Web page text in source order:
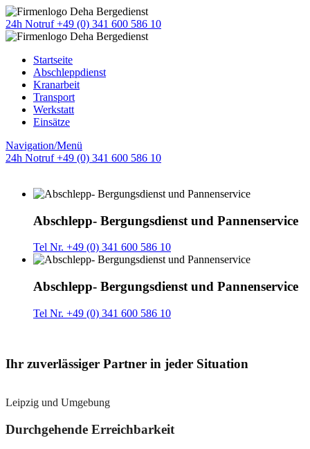
24h Notruf +49 (0) 341 600 586 10
Startseite
Abschleppdienst
Kranarbeit
Transport
Werkstatt
Einsätze
Navigation/Menü
24h Notruf +49 (0) 341 600 586 10
Abschlepp- Bergungsdienst und Pannenservice
Tel Nr. +49 (0) 341 600 586 10
Abschlepp- Bergungsdienst und Pannenservice
Tel Nr. +49 (0) 341 600 586 10
Ihr zuverlässiger Partner in jeder Situation
Leipzig und Umgebung
Durchgehende Erreichbarkeit